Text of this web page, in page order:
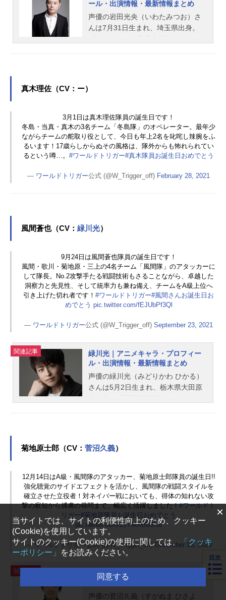
ール・出演情報・最新情報まとめ
声優の岩田光央（いわたみつお）さ
んは7月31日生まれ、埼玉県出身。
真木理佐（CV：ー）
3月1日は真木理佐隊員の誕生日です！
冬島・当真・真木の3名チーム「冬島隊」のオペレーター。最年少
ながらチームの舵取り役として、今日も年上2名を叱咤し辣腕をふ
るいます！17歳らしからぬその風格は、隊外からも怖れられてい
るという噂…。#ワールドトリガー#真木隊員お誕生日おめでとう
— ワールドトリガー公式 (@W_Trigger_off) February 28, 2021
風間蒼也（CV： 緑川光）
9月24日は風間蒼也隊員の誕生日です！
風間・歌川・菊地原・三上の4名チーム「風間隊」のアタッカーに
して隊長。No.2攻撃手たる戦闘技術もさることながら、卓越した
洞察力と先見性、そして統率力も兼ね備え、チームをA級上位へ
引き上げた切れ者です！#ワールドトリガー#風間さんお誕生日お
めでとう pic.twitter.com/fEJUbPf3Ql
— ワールドトリガー公式 (@W_Trigger_off)September 23, 2021
関連記事
緑川光｜アニメキャラ・プロフィー
ル・出演情報・最新情報まとめ
声優の緑川光（みどりかわ ひかる）
さんは5月2日生まれ、栃木県大田原
多く演じています。こちらでは、緑
川光さんのオススメ記事をご紹介！
菊地原士郎（CV： 菅沼久義）
12月14日はA級・風間隊のアタッカー、菊地原士郎隊員の誕生日!!
強化聴覚のサイドエフェクトを活かし、風間隊の戦闘スタイルを
確立させた立役者！対ネイバー戦においても、得体の知れない攻
撃の察知から捕虜の尋問まで、幅広く活躍しました！#ワールドト
リガー#菊地原隊員お誕生日おめでとう
pic.twitter.com/ZvTMXBBJXb
—ワールドトリガー公式 (@W_Trigger_off)December 13, 2020
関連記事
菅沼久義｜アニメキャラ・プロフィ
ール・出演情報・最新情報まとめ
声優の菅沼久義（すがぬま ひさよ
目次
×
当サイトでは、サイトの利便性向上のため、クッキー
(Cookie)を使用しています。
サイトのクッキー(Cookie)の使用に関しては、「クッキ
ーポリシー」
をお読みください。
同意する